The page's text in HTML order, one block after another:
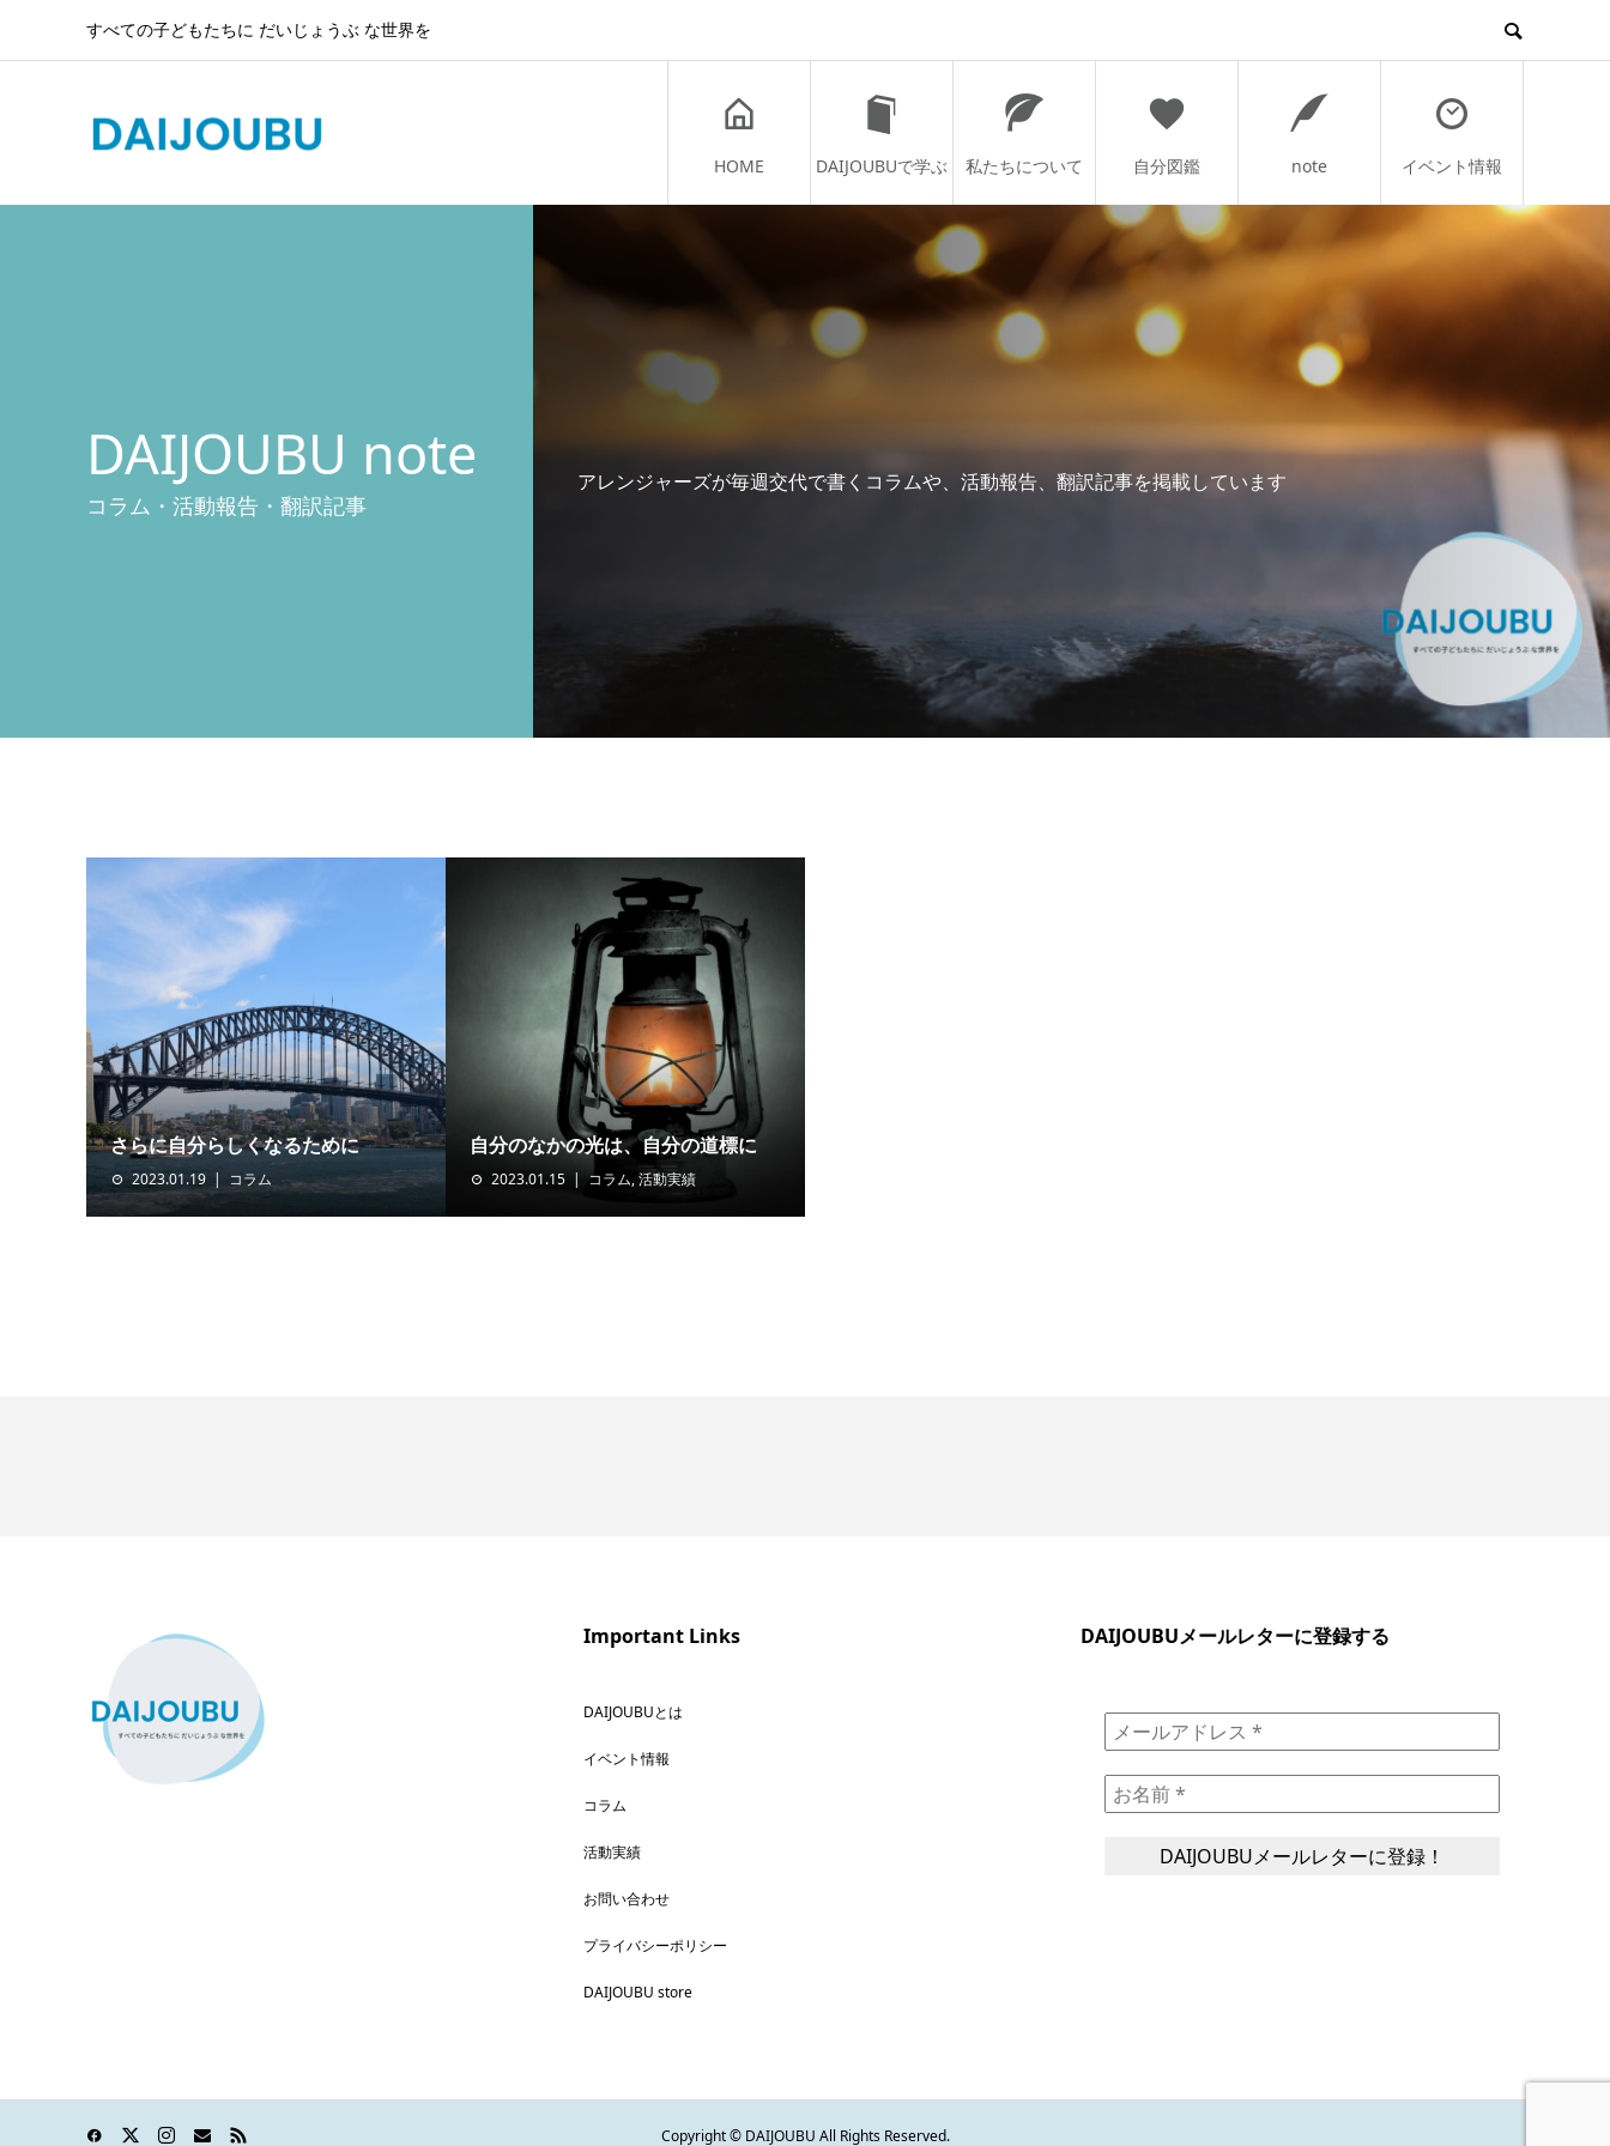
すべての子どもたちに だいじょうぶ な世界を
HOME DAIJOUBUで学ぶ 私たちについて 自分図鑑 note イベント情報
DAIJOUBU note
コラム・活動報告・翻訳記事
アレンジャーズが毎週交代で書くコラムや、活動報告、翻訳記事を掲載しています
さらに自分らしくなるために
2023.01.19 コラム
自分のなかの光は、自分の道標に
2023.01.15 コラム,活動実績
Important Links
DAIJOUBUとは
イベント情報
コラム
活動実績
お問い合わせ
プライバシーポリシー
DAIJOUBU store
DAIJOUBUメールレターに登録する
Copyright © DAIJOUBU All Rights Reserved.